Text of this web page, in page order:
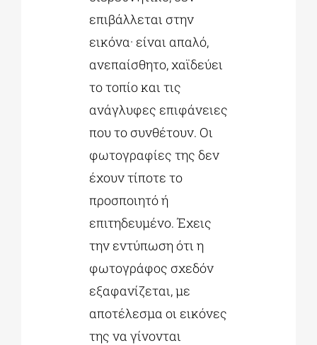
επιβάλλεται στην
εικόνα· είναι απαλό,
ανεπαίσθητο, χαϊδεύει
το τοπίο και τις
ανάγλυφες επιφάνειες
που το συνθέτουν. Οι
φωτογραφίες της δεν
έχουν τίποτε το
προσποιητό ή
επιτηδευμένο. Έχεις
την εντύπωση ότι η
φωτογράφος σχεδόν
εξαφανίζεται, με
αποτέλεσμα οι εικόνες
της να γίνονται